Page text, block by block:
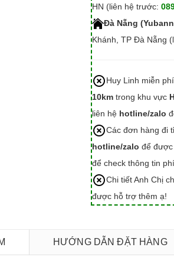
HN (liên hệ trước:
Đà Nẵng
Khánh, TP Đà Nẵng
Huy Linh miễn
10kmtrong khu vực
liên hệ hotline/zalo
Các đơn hàng đi
hotline/zalo để được
để check thông tin
Chi tiết Anh Chị
được hỗ trợ thêm ạ!
HƯỚNG DẪN ĐẶT HÀNG